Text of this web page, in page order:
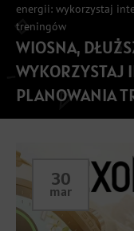
Dodaj
energii: wykorzystaj
treningów
WIOSNA,
WYKORZYSTAJ
PLANOWANIA
30
mar